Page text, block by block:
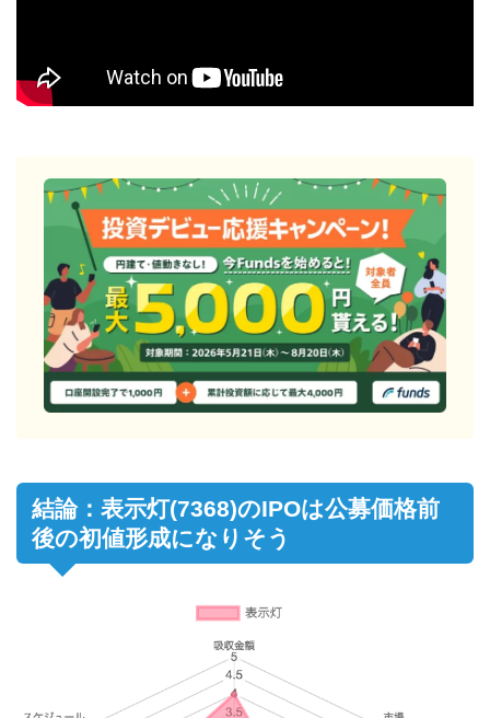
結論：表示灯(7368)のIPOは公募価格前
後の初値形成になりそう